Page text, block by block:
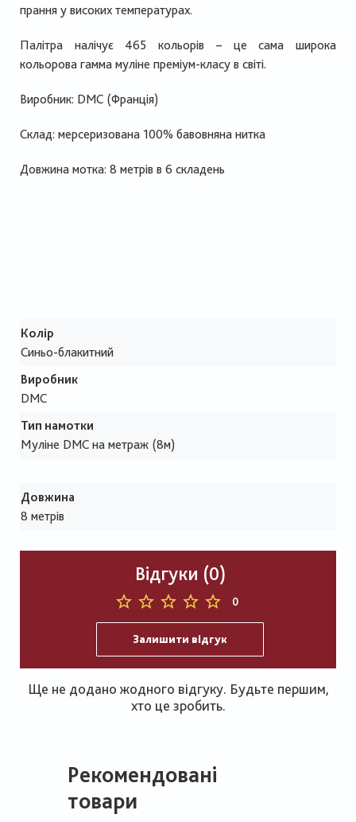
прання у високих температурах.
Палітра налічує 465 кольорів – це сама широка
кольорова гамма муліне преміум-класу в світі.
Виробник: DMC (Франція)
Склад: мерсеризована 100% бавовняна нитка
Довжина мотка: 8 метрів в 6 складень
Колір
Синьо-блакитний
Виробник
DMC
Тип намотки
Муліне DMC на метраж (8м)
Довжина
8 метрів
Відгуки (0)
0
Залишити відгук
Ще не додано жодного відгуку. Будьте першим,
хто це зробить.
Рекомендовані
товари